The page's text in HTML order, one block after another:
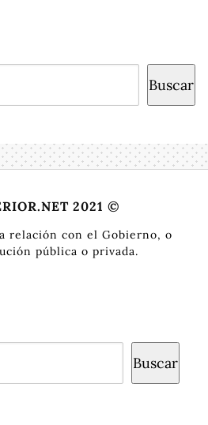
Buscar
2021 ©
relación con el Gobierno, o
pública o privada.
Buscar